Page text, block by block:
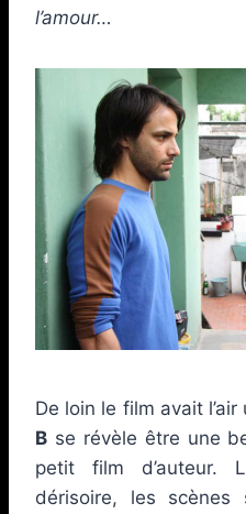
l’amour…
De loin le film avait
B se révèle être une
petit film d’auteur.
dérisoire, les scènes